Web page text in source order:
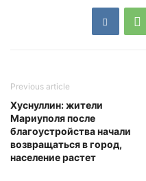
Previous article
Хуснуллин: жители
Мариуполя после
благоустройства начали
возвращаться в город,
население растет